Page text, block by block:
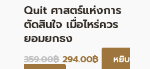
Quit ศาสตร์แห่งการ
ตัดสินใจ เมื่อไหร่ควร
ยอมยกธง
359.00฿ 294.00฿
หยิบ